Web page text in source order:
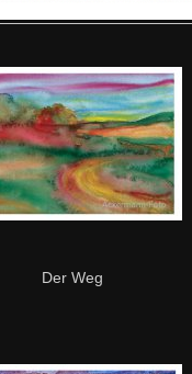
Der Weg